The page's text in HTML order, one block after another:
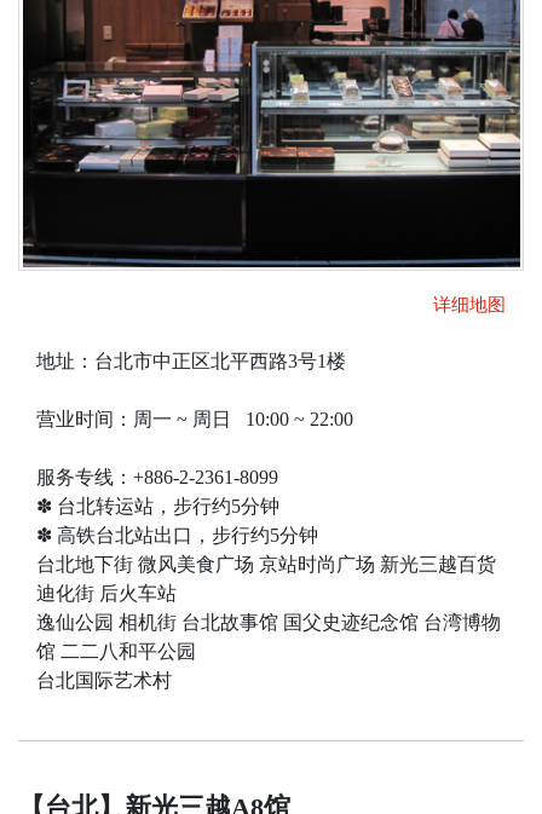
详细地图
地址：台北市中正区北平西路3号1楼
营业时间：周一 ~ 周日 10:00 ~ 22:00
服务专线：+886-2-2361-8099
✽ 台北转运站，步行约5分钟
✽ 高铁台北站出口，步行约5分钟
台北地下街 微风美食广场 京站时尚广场 新光三越百货
迪化街 后火车站
逸仙公园 相机街 台北故事馆 国父史迹纪念馆 台湾博物
馆 二二八和平公园
台北国际艺术村
【台北】新光三越A8馆